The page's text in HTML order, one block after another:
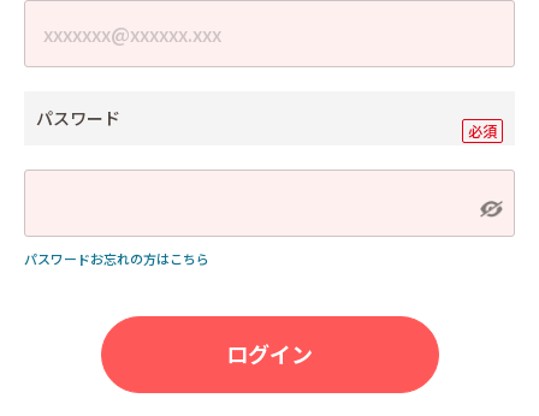
パスワード
パスワードお忘れの方はこちら